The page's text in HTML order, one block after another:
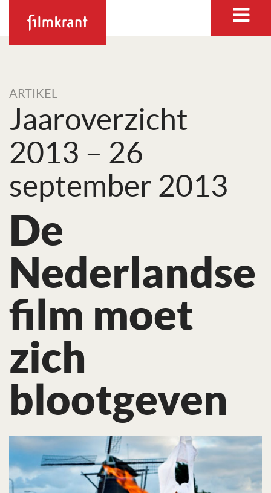
ARTIKEL
Jaaroverzicht
2013 – 26
september 2013
De
Nederlandse
film moet
zich
blootgeven